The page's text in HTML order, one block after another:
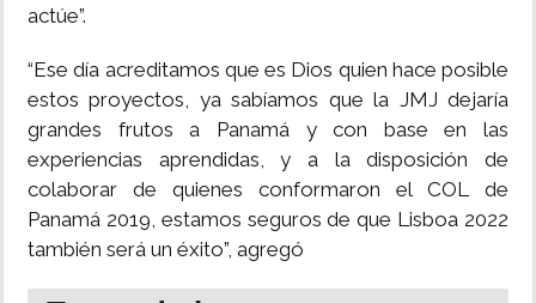
actúe”.
“Ese día acreditamos que es Dios quien hace posible
estos proyectos, ya sabíamos que la JMJ dejaría
grandes frutos a Panamá y con base en las
experiencias aprendidas, y a la disposición de
colaborar de quienes conformaron el COL de
Panamá 2019, estamos seguros de que Lisboa 2022
también será un éxito”, agregó